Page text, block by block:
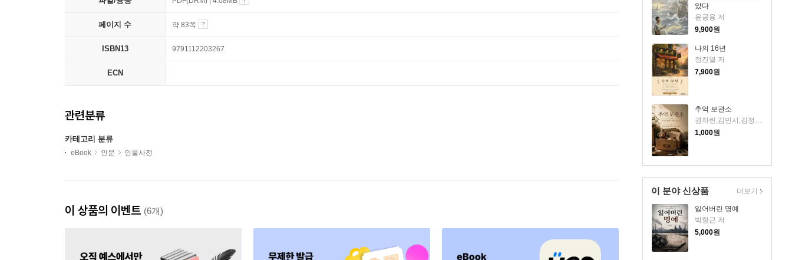
았다
윤공용 저
9,900원
나의 16년
정진열 저
7,900원
추억 보관소
권하린,김민서,김정연,박서진,정휘승 저
1,000원
이 분야 신상품
잃어버린 명예
박형근 저
5,000원
더보기
페이지 수 약 83쪽
ISBN13 9791112203267
ECN
관련분류
카테고리 분류
eBook 인문 인물사전
이 상품의 이벤트 (6개)